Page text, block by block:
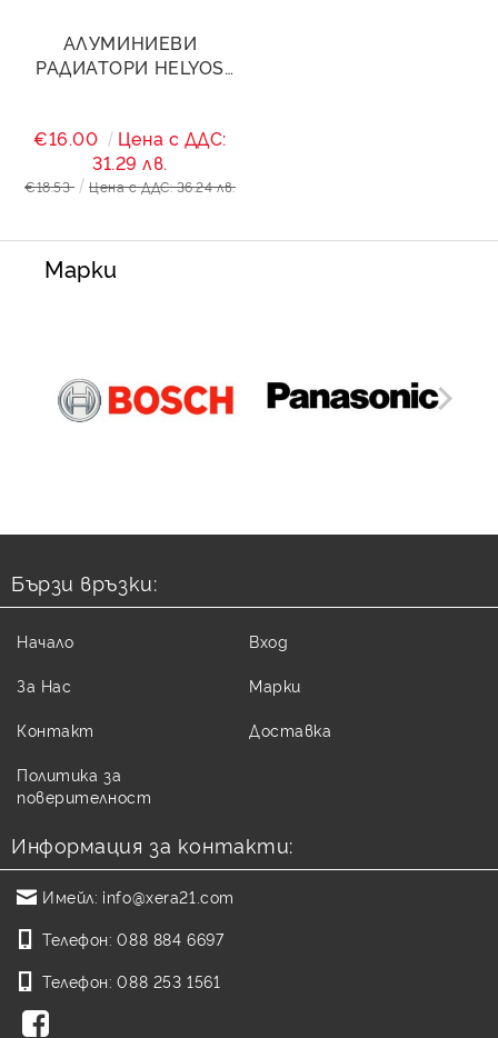
АЛУМИНИЕВИ
РАДИАТОРИ HELYOS
€16.00
Цена с ДДС:
31.29 лв.
€18.53 Цена с ДДС: 36.24 лв.
Марки
Бързи връзки:
Начало
За Нас
Контакт
Политика за
поверителност
Вход
Марки
Доставка
Информация за контакти:
Имейл: info@xera21.com
Телефон: 088 884 6697
Телефон: 088 253 1561